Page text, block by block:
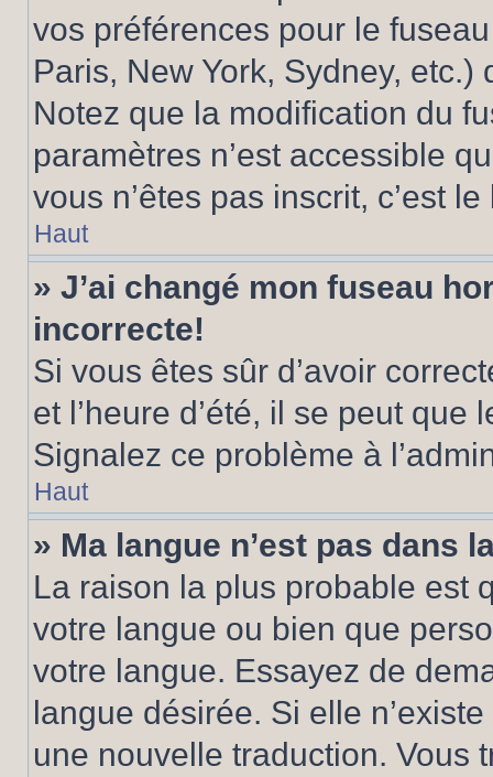
vos préférences pour le
Paris, New York, Sydney, etc.)
Notez que la modification du
paramètres n’est accessible
vous n’êtes pas inscrit, c’est
Haut
» J’ai changé mon fuseau
incorrecte!
Si vous êtes sûr d’avoir
et l’heure d’été, il se peut que
Signalez ce problème à
Haut
» Ma langue n’est pas dans
La raison la plus probable est
votre langue ou bien que
votre langue. Essayez de
langue désirée. Si elle
une nouvelle traduction. Vous